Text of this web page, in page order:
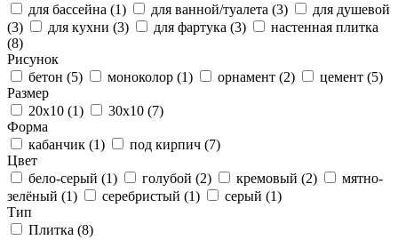
для бассейна (1) для ванной/туалета (3)
для душевой
(3)
для кухни (3) для фартука (3)
настенная плитка
(8)
Рисунок
бетон (5) моноколор (1) орнамент (2) цемент (5)
Размер
20x10 (1) 30x10 (7)
Форма
кабанчик (1) под кирпич (7)
Цвет
бело-серый (1) голубой (2) кремовый (2)
мятно-
зелёный (1) серебристый (1) серый (1)
Тип
Плитка (8)